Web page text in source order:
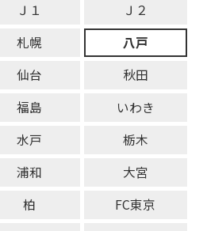
Ｊ１
Ｊ２
札幌
八戸
仙台
秋田
福島
いわき
水戸
栃木
浦和
大宮
柏
FC東京